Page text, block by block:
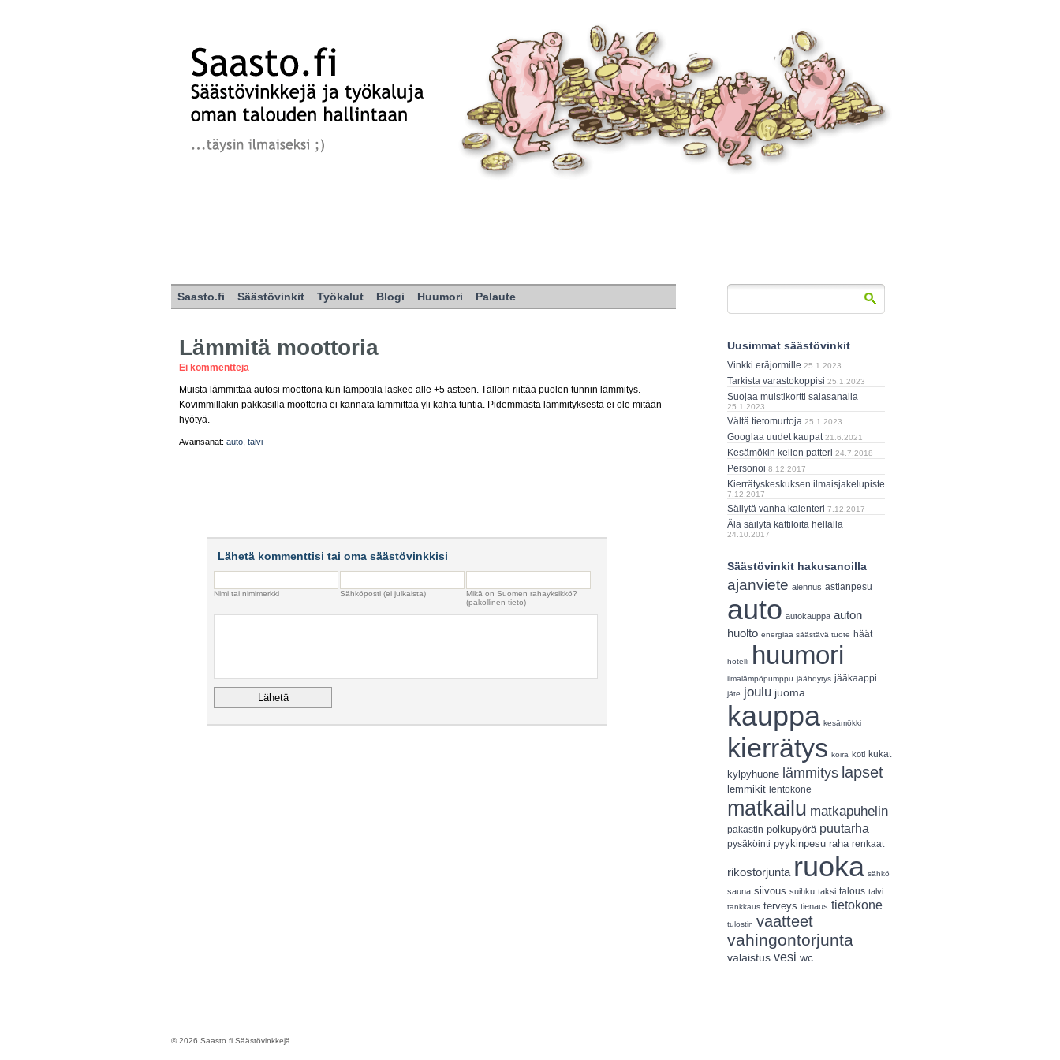
Saasto.fi Säästövinkit Työkalut Blogi Huumori Palaute
Lämmitä moottoria
Ei kommentteja
Muista lämmittää autosi moottoria kun lämpötila laskee alle +5 asteen. Tällöin riittää puolen tunnin lämmitys.
Kovimmillakin pakkasilla moottoria ei kannata lämmittää yli kahta tuntia. Pidemmästä lämmityksestä ei ole mitään
hyötyä.
Avainsanat: auto talvi
Lähetä kommenttisi tai oma säästövinkkisi
Nimi tai nimimerkki Sähköposti (ei julkaista)
Mikä on Suomen rahayksikkö?
(pakollinen tieto)
Uusimmat säästövinkit
Vinkki eräjormille 25.1.2023
Tarkista varastokoppisi 25.1.2023
Suojaa muistikortti salasanalla
25.1.2023
Vältä tietomurtoja 25.1.2023
Googlaa uudet kaupat 21.6.2021
Kesämökin kellon patteri 24.7.2018
Personoi 8.12.2017
Kierrätyskeskuksen ilmaisjakelupiste
7.12.2017
Säilytä vanha kalenteri 7.12.2017
Älä säilytä kattiloita hellalla
24.10.2017
Säästövinkit hakusanoilla
ajanviete alennus astianpesu
auto autokauppa auton
huolto energiaa säästävä tuote häät
hotelli huumori
ilmalämpöpumppu jäähdytys jääkaappi
jäte joulu juoma
kauppa kesämökki
kierrätys koira koti kukat
kylpyhuone lämmitys lapset
lemmikit lentokone
matkailu matkapuhelin
pakastin polkupyörä puutarha
pysäköinti pyykinpesu raha renkaat
rikostorjunta ruoka sähkö
sauna siivous suihku taksi talous talvi
tankkaus terveys tienaus tietokone
tulostin vaatteet
vahingontorjunta
valaistus vesi wc
© 2026 Saasto.fi Säästövinkkejä